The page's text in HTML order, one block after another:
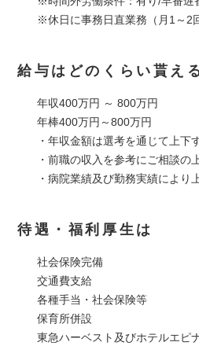
※休日に事務日直業務（月1～2
給与はどのくらい貰え
年収400万円 ～ 800万円
年棒400万円～800万円
・年収金額は選考を通じて上下
・前職の収入を参考にご相談の
・病院業績及び勤務実績により
待遇・福利厚生は
社会保険完備
交通費支給
各種手当・社会保険等
保育所併設
東急ハーベスト及びホテルエピ